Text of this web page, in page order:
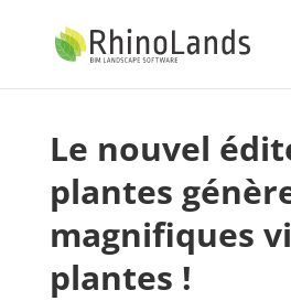
Le nouvel
plantes
magnifiques
plantes !